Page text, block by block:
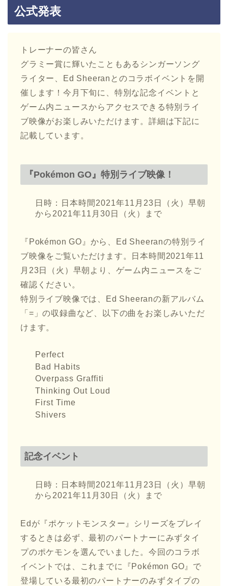
公式発表
トレーナーの皆さん
グラミー賞に輝いたこともあるシンガーソング
ライター、Ed Sheeranとのコラボイベントを開
催します！今月下旬に、特別な記念イベントと
ゲーム内ニュースからアクセスできる特別ライ
ブ映像がお楽しみいただけます。詳細は下記に
記載しています。
『Pokémon GO』特別ライブ映像！
日時：日本時間2021年11月23日（火）早朝
から2021年11月30日（火）まで
『Pokémon GO』から、Ed Sheeranの特別ライ
ブ映像をご覧いただけます。日本時間2021年11
月23日（火）早朝より、ゲーム内ニュースをご
確認ください。
特別ライブ映像では、Ed Sheeranの新アルバム
「=」の収録曲など、以下の曲をお楽しみいただ
けます。
Perfect
Bad Habits
Overpass Graffiti
Thinking Out Loud
First Time
Shivers
記念イベント
日時：日本時間2021年11月23日（火）早朝
から2021年11月30日（火）まで
Edが『ポケットモンスター』シリーズをプレイ
するときは必ず、最初のパートナーにみずタイ
プのポケモンを選んでいました。今回のコラボ
イベントでは、これまでに『Pokémon GO』で
登場している最初のパートナーのみずタイプの